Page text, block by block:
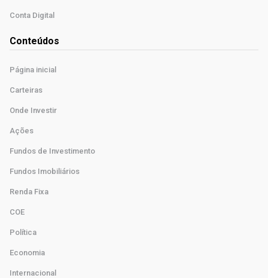
Conta Digital
Conteúdos
Página inicial
Carteiras
Onde Investir
Ações
Fundos de Investimento
Fundos Imobiliários
Renda Fixa
COE
Política
Economia
Internacional